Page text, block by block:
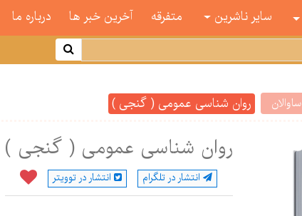
سایر ناشرین متفرقه آخرین خبر ها درباره ما
ساوالان روان شناسی عمومی ( گنجی )
روان شناسی عمومی ( گنجی )
انتشار در تلگرام انتشار در توویتر